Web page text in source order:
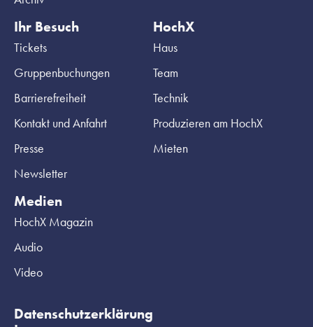
Ihr Besuch
Tickets
Gruppenbuchungen
Barrierefreiheit
Kontakt und Anfahrt
Presse
Newsletter
HochX
Haus
Team
Technik
Produzieren am HochX
Mieten
Medien
HochX Magazin
Audio
Video
Datenschutzerklärung